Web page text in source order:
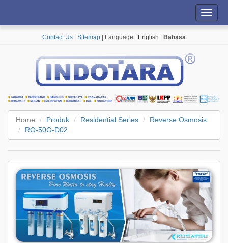
Contact Us Sitemap | Language : English Bahasa
Home Produk Residential Series
Reverse Osmosis
RO-50G-D02